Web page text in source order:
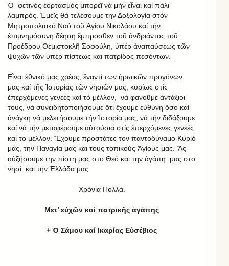
Ὁ φετινός ἑορτασμός μπορεῖ νά μήν εἶναι καί πάλι
λαμπρός. Ἐμεῖς θά τελέσουμε την Δοξολογία στόν
Μητροπολιτικό Ναό τοῦ Ἁγίου Νικολάου καί τήν
ἐπιμνημόσυνη δέηση ἔμπροσθεν τοῦ ἀνδριάντος τοῦ
Προέδρου Θεμιστοκλῆ Σοφούλη, ὑπέρ ἀναπαύσεως τῶν
ψυχῶν τῶν ὑπέρ πίστεως και πατρίδος πεσόντων.
Εἶναι ἐθνικό μας χρέος, ἔναντί των ἡρωικῶν προγόνων
μας καί τῆς Ἱστορίας τῶν νησιῶν μας, κυρίως στίς
ἐπερχόμενες γενεές καί τό μέλλον, νά φανοῦμε ἀντάξιοι
τους, νά συνειδητοποιήσουμε ὅτι ἔχουμε εὐθύνη ὅσο καί
ἀνάγκη νά μελετήσουμε τήν Ἱστορία μας, νά τήν διδάξουμε
καί νά τήν μεταφέρουμε αὐτούσια στίς ἐπερχόμενες γενεές
καί το μέλλον. Ἔχουμε προστάτες τον παντοδύναμο Κύριό
μας, την Παναγία μας και τους τοπικούς Ἁγίους μας. Ἄς
αὐξήσουμε την πίστη μας στο Θεό και την ἀγάπη μας στο
νησί και την Ἑλλάδα μας.
Χρόνια Πολλά.
Μετ’ εὐχῶν καί πατρικῆς ἀγάπης
+ Ὁ Σάμου καί Ικαρίας Εὐσέβιος